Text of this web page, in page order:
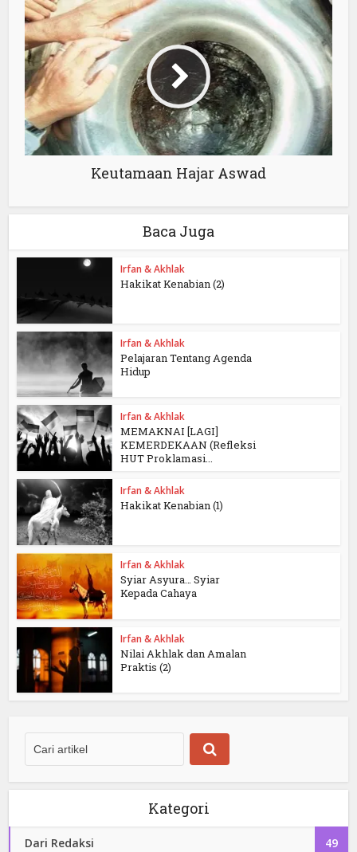
Keutamaan Hajar Aswad
Baca Juga
Irfan & Akhlak
Hakikat Kenabian (2)
Irfan & Akhlak
Pelajaran Tentang Agenda
Hidup
Irfan & Akhlak
MEMAKNAI [LAGI]
KEMERDEKAAN (Refleksi
HUT Proklamasi...
Irfan & Akhlak
Hakikat Kenabian (1)
Irfan & Akhlak
Syiar Asyura… Syiar
Kepada Cahaya
Irfan & Akhlak
Nilai Akhlak dan Amalan
Praktis (2)
Kategori
Dari Redaksi 49